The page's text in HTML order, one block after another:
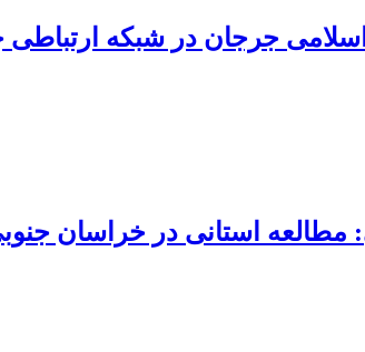
جرجان در شبکه
مطالعه استانی در خراسان